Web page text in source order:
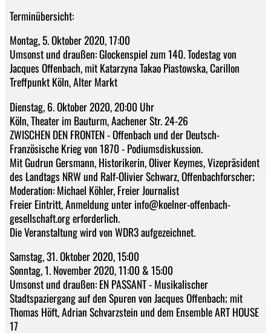
Terminübersicht:
Montag, 5. Oktober 2020, 17:00
Umsonst und draußen: Glockenspiel zum 140. Todestag von
Jacques Offenbach, mit Katarzyna Takao Piastowska, Carillon
Treffpunkt Köln, Alter Markt
Dienstag, 6. Oktober 2020, 20:00 Uhr
Köln, Theater im Bauturm, Aachener Str. 24-26
ZWISCHEN DEN FRONTEN - Offenbach und der Deutsch-
Französische Krieg von 1870 - Podiumsdiskussion.
Mit Gudrun Gersmann, Historikerin, Oliver Keymes, Vizepräsident
des Landtags NRW und Ralf-Olivier Schwarz, Offenbachforscher;
Moderation: Michael Köhler, Freier Journalist
Freier Eintritt, Anmeldung unter info@koelner-offenbach-
gesellschaft.org erforderlich.
Die Veranstaltung wird von WDR3 aufgezeichnet.
Samstag, 31. Oktober 2020, 15:00
Sonntag, 1. November 2020, 11:00 & 15:00
Umsonst und draußen: EN PASSANT - Musikalischer
Stadtspaziergang auf den Spuren von Jacques Offenbach; mit
Thomas Höft, Adrian Schvarzstein und dem Ensemble ART HOUSE
17